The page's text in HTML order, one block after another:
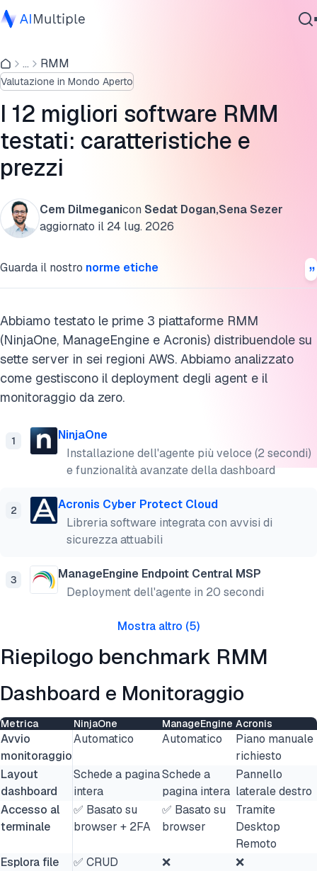
IA Agente
Sicurezza Informatica
Dati
Software Aziendale
Servizi
Contattaci
... RMM
Valutazione in Mondo Aperto
I 12 migliori software RMM
testati: caratteristiche e
prezzi
Cem Dilmeganicon Sedat Dogan,Sena Sezer
aggiornato il 24 lug. 2026
Guarda il nostro norme etiche
Abbiamo testato le prime 3 piattaforme RMM
(NinjaOne, ManageEngine e Acronis) distribuendole su
sette server in sei regioni AWS. Abbiamo analizzato
come gestiscono il deployment degli agent e il
monitoraggio da zero.
1
NinjaOne
Installazione dell'agente più veloce (2 secondi)
e funzionalità avanzate della dashboard
2
Acronis Cyber Protect Cloud
Libreria software integrata con avvisi di
sicurezza attuabili
3
ManageEngine Endpoint Central MSP
Deployment dell'agente in 20 secondi
Mostra altro (5)
Riepilogo benchmark RMM
Dashboard e Monitoraggio
Metrica NinjaOne ManageEngine Acronis
Avvio
monitoraggio
Automatico Automatico
Piano manuale
richiesto
Layout
dashboard
Schede a pagina
intera
Schede a
pagina intera
Pannello
laterale destro
Accesso al
terminale
✅ Basato su
browser + 2FA
✅ Basato su
browser
Tramite
Desktop
Remoto
Esplora file
✅ CRUD
❌ ❌
I 12 migliori software RMM analizzati
Ambiente di test e metodologia
Quali sono le capacità del software RMM?
FAQ
Risorse esterne
Cita questa ricerca